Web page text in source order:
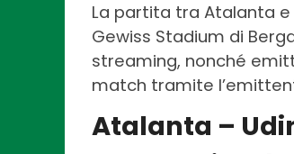
La partita tra Atalanta
Gewiss Stadium di
streaming, nonché
match tramite
Atalanta –